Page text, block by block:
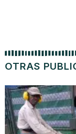
OTRAS